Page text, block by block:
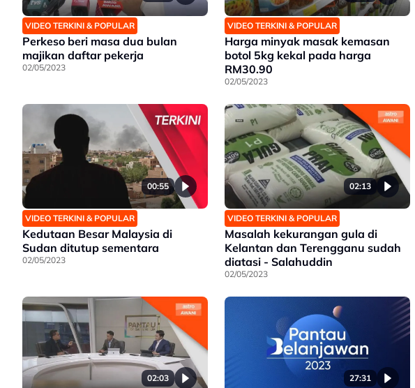
VIDEO TERKINI & POPULAR
Perkeso beri masa dua bulan
majikan daftar pekerja
02/05/2023
VIDEO TERKINI & POPULAR
Harga minyak masak kemasan
botol 5kg kekal pada harga
RM30.90
02/05/2023
00:55
VIDEO TERKINI & POPULAR
Kedutaan Besar Malaysia di
Sudan ditutup sementara
02/05/2023
02:13
VIDEO TERKINI & POPULAR
Masalah kekurangan gula di
Kelantan dan Terengganu sudah
diatasi - Salahuddin
02/05/2023
02:03 27:31